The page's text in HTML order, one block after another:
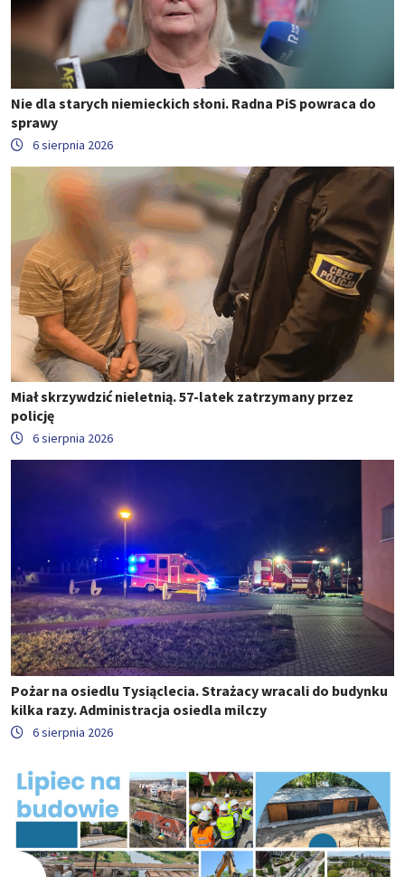
Nie dla starych niemieckich słoni. Radna PiS powraca do
sprawy
6 sierpnia 2026
Miał skrzywdzić nieletnią. 57-latek zatrzymany przez
policję
6 sierpnia 2026
Pożar na osiedlu Tysiąclecia. Strażacy wracali do budynku
kilka razy. Administracja osiedla milczy
6 sierpnia 2026